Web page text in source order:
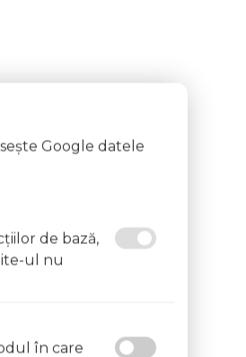
Google datele
de bază,
ul nu
în care